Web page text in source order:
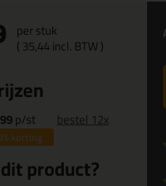
per stuk
(35,44incl. BTW )
p/st
korting
bestel 12x
product?